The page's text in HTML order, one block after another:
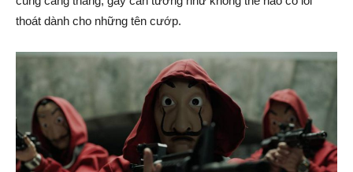
thoát dành cho những tên cướp.